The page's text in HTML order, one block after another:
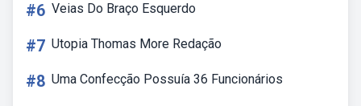
#6 Veias Do Braço Esquerdo
#7 Utopia Thomas More Redação
#8 Uma Confecção Possuía 36 Funcionários